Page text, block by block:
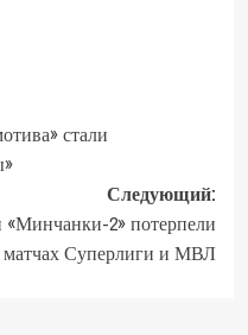
стали
Следующий:
2» потерпели
матчах Суперлиги и МВЛ